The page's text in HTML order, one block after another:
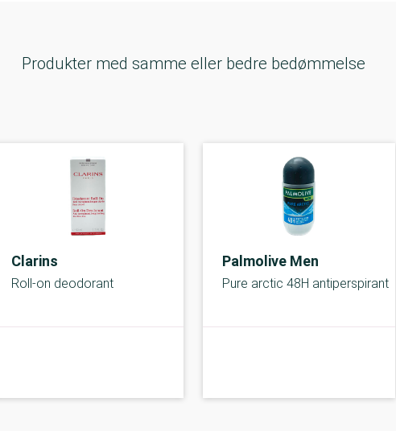
Produkter med samme eller bedre bedømmelse
Clarins
Roll-on deodorant
Palmolive Men
Pure arctic 48H antiperspirant